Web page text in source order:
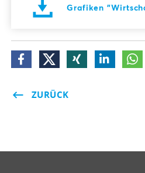
Grafiken
ZURÜCK